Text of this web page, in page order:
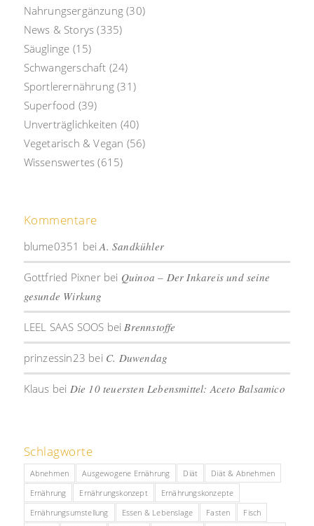
Nahrungsergänzung (30)
News & Storys (335)
Säuglinge (15)
Schwangerschaft (24)
Sportlerernährung (31)
Superfood (39)
Unverträglichkeiten (40)
Vegetarisch & Vegan (56)
Wissenswertes (615)
Kommentare
blume0351 beiA. Sandkühler
Gottfried Pixnerbei Quinoa – Der Inkareis und seine
gesunde Wirkung
LEEL SAAS SOOS beiBrennstoffe
prinzessin23 bei C. Duwendag
Klaus bei Die 10 teuersten Lebensmittel: Aceto Balsamico
Schlagworte
Abnehmen Ausgewogene Ernährung Diät
Diät & Abnehmen
Ernährung
Ernährungskonzept
Ernährungskonzepte
Ernährungsumstellung
Essen & Lebenslage Fasten
Fisch